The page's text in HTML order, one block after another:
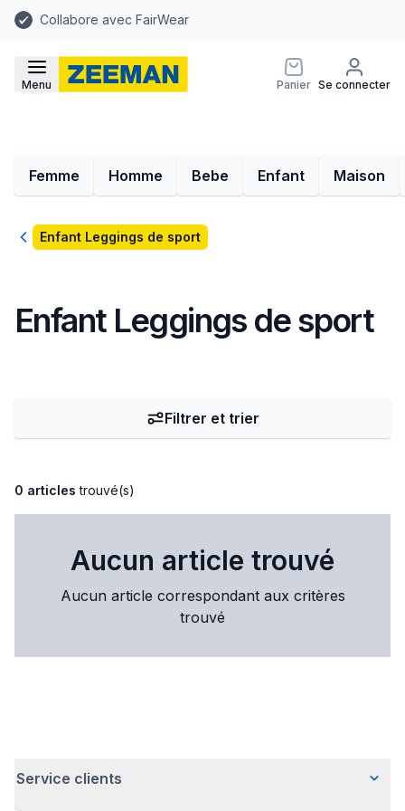
Collabore avec FairWear
Menu Panier Se connecter
Femme Homme Bebe Enfant Maison
RetourEnfant Leggings de sport
Enfant Leggings de sport
0 articles trouvé(s)
Filtrer et trier
Aucun article trouvé
Aucun article correspondant aux critères
trouvé
Service clients